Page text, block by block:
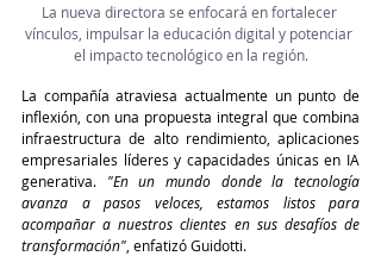
La nueva directora se enfocará en fortalecer
vínculos, impulsar la educación digital y potenciar
el impacto tecnológico en la región.
La compañía atraviesa actualmente un punto de
inflexión, con una propuesta integral que combina
infraestructura de alto rendimiento, aplicaciones
empresariales líderes y capacidades únicas en IA
generativa. "En un mundo donde la tecnología
avanza a pasos veloces, estamos listos para
acompañar a nuestros clientes en sus desafíos de
transformación" , enfatizó Guidotti.